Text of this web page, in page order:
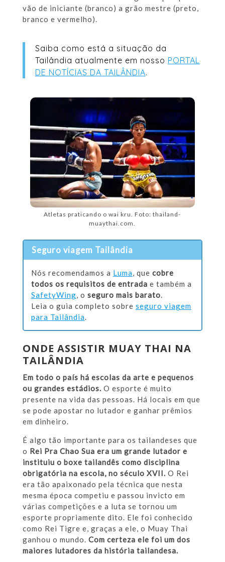
vão de iniciante (branco) a grão mestre (preto,
branco e vermelho).
Saiba como está a situação da
Tailândia atualmente em nosso PORTAL
DE NOTÍCIAS DA TAILÂNDIA.
Atletas praticando o wai kru. Foto: thailand-
muaythai.com.
Seguro viagem Tailândia
Nós recomendamos a Luma, que cobre
todos os requisitos de entrada e também a
SafetyWing, o seguro mais barato.
Leia o guia completo sobre seguro viagem
para Tailândia.
ONDE ASSISTIR MUAY THAI NA
TAILÂNDIA
Em todo o país há escolas da arte e pequenos
ou grandes estádios. O esporte é muito
presente na vida das pessoas. Há locais em que
se pode apostar no lutador e ganhar prêmios
em dinheiro.
É algo tão importante para os tailandeses que
o Rei Pra Chao Sua era um grande lutador e
instituiu o boxe tailandês como disciplina
obrigatória na escola, no século XVII. O Rei
era tão apaixonado pela técnica que nesta
mesma época competiu e passou invicto em
várias competições e a luta se tornou um
esporte propriamente dito. Ele foi conhecido
como Rei Tigre e, graças a ele, o Muay Thai
ganhou o mundo. Com certeza ele foi um dos
maiores lutadores da história tailandesa.